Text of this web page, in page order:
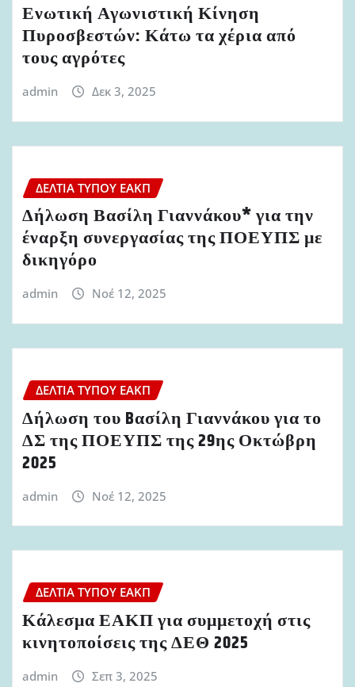
Ενωτική Αγωνιστική Κίνηση
Πυροσβεστών: Κάτω τα χέρια από
τους αγρότες
admin Δεκ 3, 2025
ΔΕΛΤΊΑ ΤΎΠΟΥ ΕΑΚΠ
Δήλωση Βασίλη Γιαννάκου* για την
έναρξη συνεργασίας της ΠΟΕΥΠΣ με
δικηγόρο
admin Νοέ 12, 2025
ΔΕΛΤΊΑ ΤΎΠΟΥ ΕΑΚΠ
Δήλωση του Bασίλη Γιαννάκου για το
ΔΣ της ΠΟΕΥΠΣ της 29ης Οκτώβρη
2025
admin Νοέ 12, 2025
ΔΕΛΤΊΑ ΤΎΠΟΥ ΕΑΚΠ
Κάλεσμα ΕΑΚΠ για συμμετοχή στις
κινητοποίσεις της ΔΕΘ 2025
admin Σεπ 3, 2025